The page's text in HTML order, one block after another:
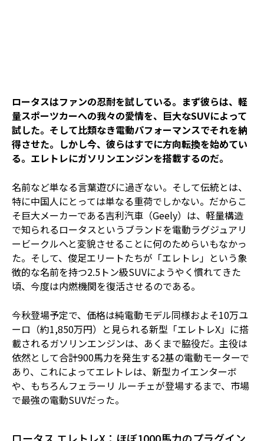
ロータスはファンの忍耐を試している。まず彼らは、軽
量スポーツカーへの我々の愛情を、巨大なSUVによって
試した。そして比類なき電動パフォーマンスでそれを納
得させた。しかし今、彼らはすでに方向転換を始めてい
る。エレトレにガソリンエンジンを搭載するのだ。
名前など単なる言葉遊びに過ぎない。そして伝統とは、
特に中国人にとっては単なる重荷でしかない。だからこ
そ巨大メーカーである吉利汽車（Geely）は、軽量構造
で知られるロータスというブランドを電動ラグジュアリ
ービークルへと変貌させることに何のためらいもなかっ
た。そして、俊足エリートたちが「エレトレ」という象
徴的な名前を持つ2.5トン級SUVにようやく慣れてきた
頃、今度は内燃機関を復活させるのである。
今秋登場予定で、価格は純電動モデル同様およそ10万ユ
ーロ（約1,850万円）と見られる新型「エレトレX」に搭
載されるガソリンエンジンは、あくまで脇役だ。主役は
依然として合計900馬力を発生する2基の電動モーターで
あり、これによってエレトレは、新型カイエンターボ
や、もちろんフェラーリ ルーチェが登場するまで、市場
で最強の電動SUVだった。